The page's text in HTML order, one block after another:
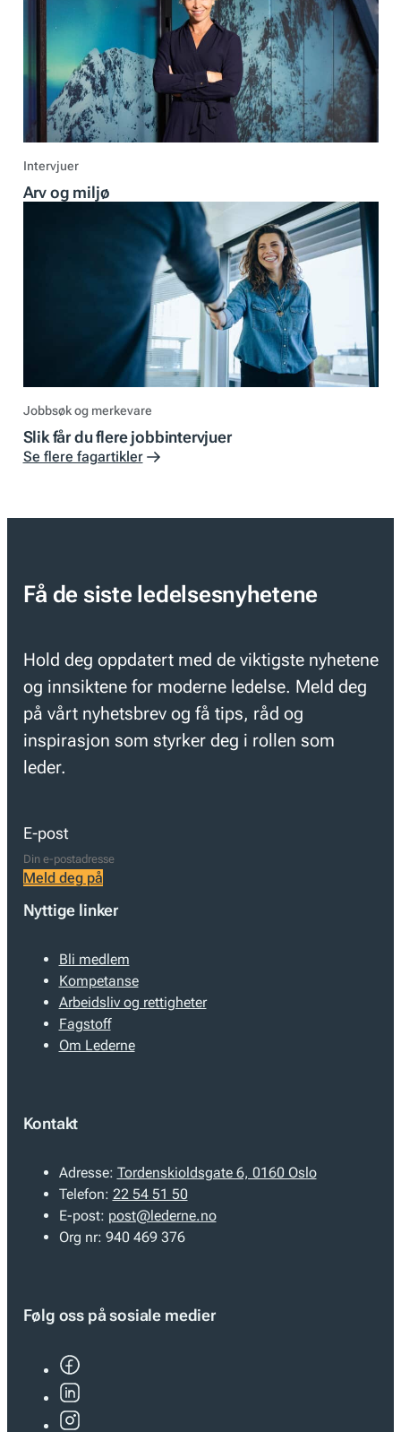
Intervjuer
Arv og miljø
Jobbsøk og merkevare
Slik får du flere jobbintervjuer
Se flere fagartikler
Få de siste ledelsesnyhetene
Hold deg oppdatert med de viktigste nyhetene
og innsiktene for moderne ledelse. Meld deg
på vårt nyhetsbrev og få tips, råd og
inspirasjon som styrker deg i rollen som
leder.
E-post
Meld deg på
Nyttige linker
Bli medlem
Kompetanse
Arbeidsliv og rettigheter
Fagstoff
Om Lederne
Kontakt
Adresse: Tordenskioldsgate 6, 0160 Oslo
Telefon: 22 54 51 50
E-post: post@lederne.no
Org nr: 940 469 376
Følg oss på sosiale medier